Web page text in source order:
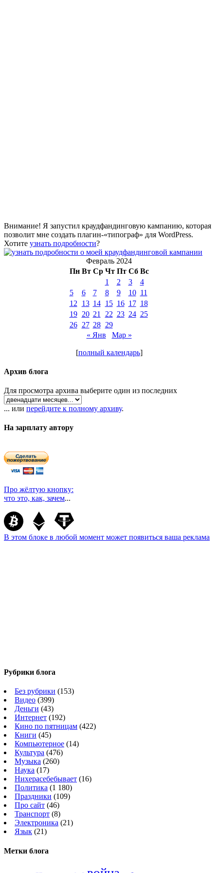
Внимание! Я запустил краудфандинговую кампанию, которая
позволит мне создать плагин-«типограф» для WordPress.
Хотите узнать подробности?
Февраль 2024
Пн Вт Ср Чт Пт Сб Вс
1
2 3
4
5
6 7 8 9 10 11
12
13 14 15 16 17 18
19
20 21 22 23 24 25
26
27 28
29
« Янв
Мар »
[полный календарь]
Архив блога
Для просмотра архива выберите один из последних
... или перейдите к полному архиву.
На зарплату автору
Про жёлтую кнопку:
что это, как, зачем...
В этом блоке в любой момент может появиться ваша реклама
Рубрики блога
Без рубрики (153)
Видео (399)
Деньги (43)
Интернет (192)
Кино по пятницам (422)
Книги (45)
Компьютерное (14)
Культура (476)
Музыка (260)
Наука (17)
Нихерасебебывает (16)
Политика (1 180)
Праздники (109)
Про сайт (46)
Транспорт (8)
Электроника (21)
Язык (21)
Метки блога